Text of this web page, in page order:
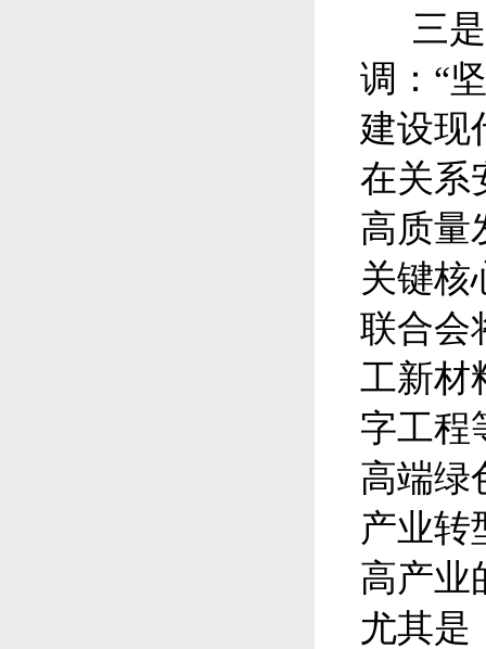
三
调：“
建设现
在关系
高质量
关键核
联合会
工新材
字工程
高端绿
产业转
高产业
尤其是